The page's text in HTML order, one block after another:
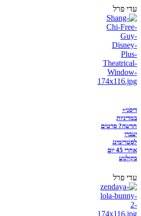
עדי פרל
דיסני+
במדיניות
חדשה? סרטים
יעברו
לסטרימינג
אחרי 45 יום
בקולנוע
עדי פרל